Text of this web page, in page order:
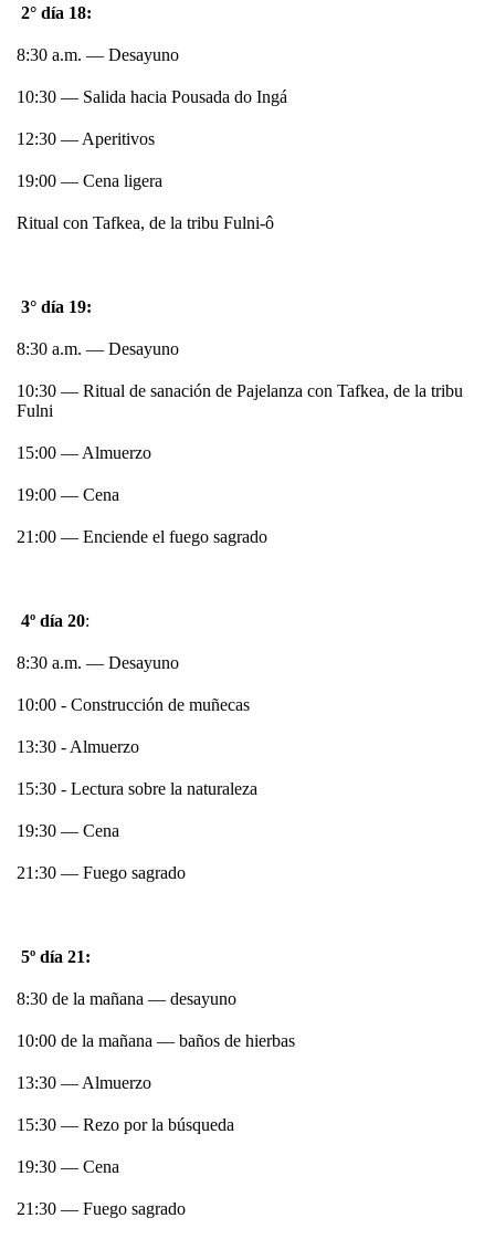
2° día 18:
8:30 a.m. — Desayuno
10:30 — Salida hacia Pousada do Ingá
12:30 — Aperitivos
19:00 — Cena ligera
Ritual con Tafkea, de la tribu Fulni-ô
3° día 19:
8:30 a.m. — Desayuno
10:30 — Ritual de sanación de Pajelanza con Tafkea, de la tribu
Fulni
15:00 — Almuerzo
19:00 — Cena
21:00 — Enciende el fuego sagrado
4º día 20:
8:30 a.m. — Desayuno
10:00 - Construcción de muñecas
13:30 - Almuerzo
15:30 - Lectura sobre la naturaleza
19:30 — Cena
21:30 — Fuego sagrado
5º día 21:
8:30 de la mañana — desayuno
10:00 de la mañana — baños de hierbas
13:30 — Almuerzo
15:30 — Rezo por la búsqueda
19:30 — Cena
21:30 — Fuego sagrado